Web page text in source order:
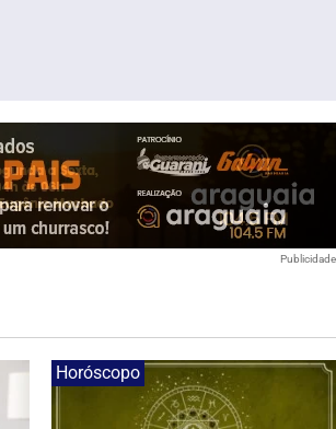
Publicidade
Horóscopo